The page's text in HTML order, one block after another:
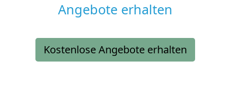
Angebote erhalten
Kostenlose Angebote erhalten